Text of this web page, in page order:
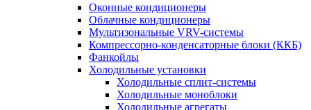
Оконные кондиционеры
Облачные кондиционеры
Мультизональные VRV-системы
Компрессорно-конденсаторные блоки (ККБ)
Фанкойлы
Холодильные установки
Холодильные сплит-системы
Холодильные моноблоки
Холодильные агрегаты